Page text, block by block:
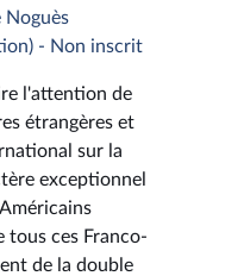
Noguès
- Non inscrit
l'attention de
étrangères et
sur la
exceptionnel
tous ces Franco-
de la double